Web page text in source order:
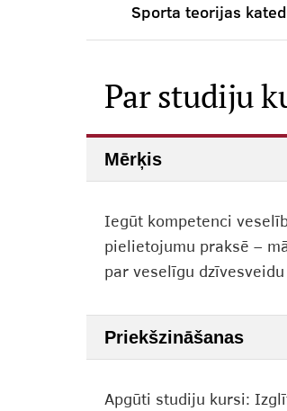
Sporta teorijas
Par studiju
Mērķis
Iegūt kompetenci
pielietojumu praksē –
par veselīgu
Priekšzināšanas
Apgūti studiju kursi: